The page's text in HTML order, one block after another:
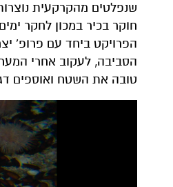
שנפלטים מהקרקעית
חוקר בכיר במכון לחקר
הפרויקט ביחד עם פרופ'
הסביבה, לעקוב אחרי
טובה את השטח ואוספים